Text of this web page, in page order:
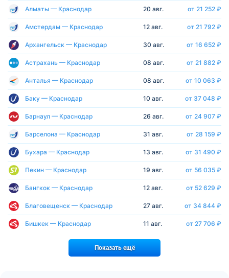
Алматы — Краснодар 20 авг. от 21 252 ₽
Амстердам — Краснодар 12 авг. от 21 792 ₽
Архангельск — Краснодар 30 авг. от 16 652 ₽
Астрахань — Краснодар 08 авг. от 21 882 ₽
Анталья — Краснодар 08 авг. от 10 063 ₽
Баку — Краснодар 10 авг. от 37 048 ₽
Барнаул — Краснодар 26 авг. от 24 907 ₽
Барселона — Краснодар 31 авг. от 28 159 ₽
Бухара — Краснодар 13 авг. от 31 490 ₽
Пекин — Краснодар 19 авг. от 56 035 ₽
Бангкок — Краснодар 12 авг. от 52 629 ₽
Благовещенск — Краснодар 27 авг. от 34 844 ₽
Бишкек — Краснодар 11 авг. от 27 706 ₽
Показать ещё